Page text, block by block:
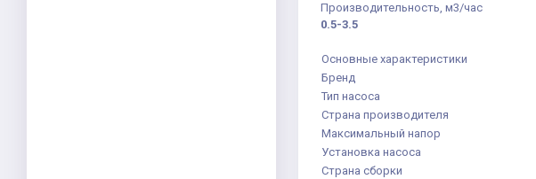
Производительность, м3/час
0.5-3.5
Основные характеристики
Бренд
Тип насоса
Страна производителя
Максимальный напор
Установка насоса
Страна сборки